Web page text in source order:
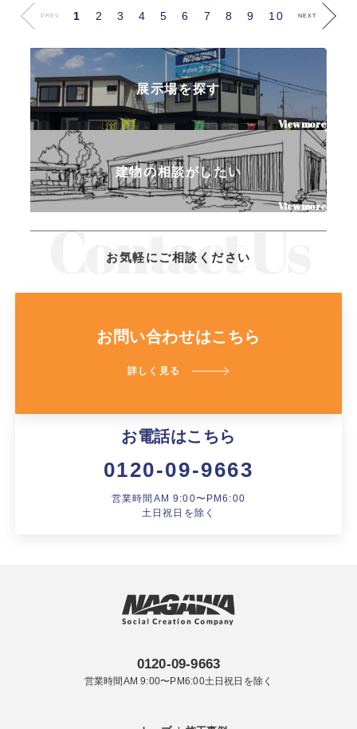
PREV 1 2 3 4 5 6 7 8 9 10 NEXT
展示場を探す
建物の相談がしたい
お気軽にご相談ください
お問い合わせはこちら
詳しく見る
お電話はこちら
0120-09-9663
営業時間AM 9:00〜PM6:00
土日祝日を除く
0120-09-9663
営業時間AM 9:00〜PM6:00土日祝日を除く